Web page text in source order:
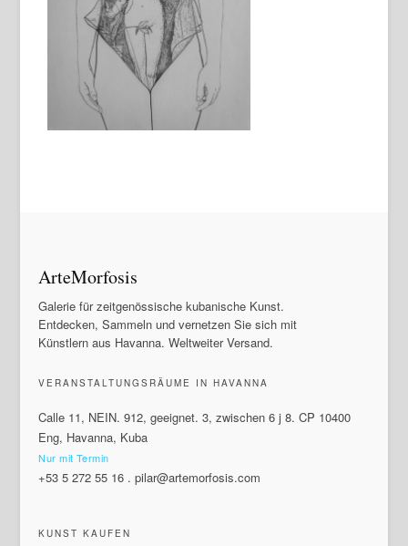
ArteMorfosis
Galerie für zeitgenössische kubanische Kunst.
Entdecken, Sammeln und vernetzen Sie sich mit
Künstlern aus Havanna. Weltweiter Versand.
VERANSTALTUNGSRÄUME IN HAVANNA
Calle 11, NEIN. 912, geeignet. 3, zwischen 6 j 8. CP 10400
Eng, Havanna, Kuba
Nur mit Termin
+53 5 272 55 16 .pilar@artemorfosis.com
KUNST KAUFEN